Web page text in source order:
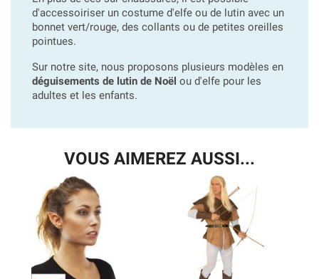
d'accessoiriser un costume d'elfe ou de lutin avec un
bonnet vert/rouge, des collants ou de petites oreilles
pointues.
Sur notre site, nous proposons plusieurs modèles en
déguisements de lutin de Noël ou d'elfe pour les
adultes et les enfants.
VOUS AIMEREZ AUSSI...